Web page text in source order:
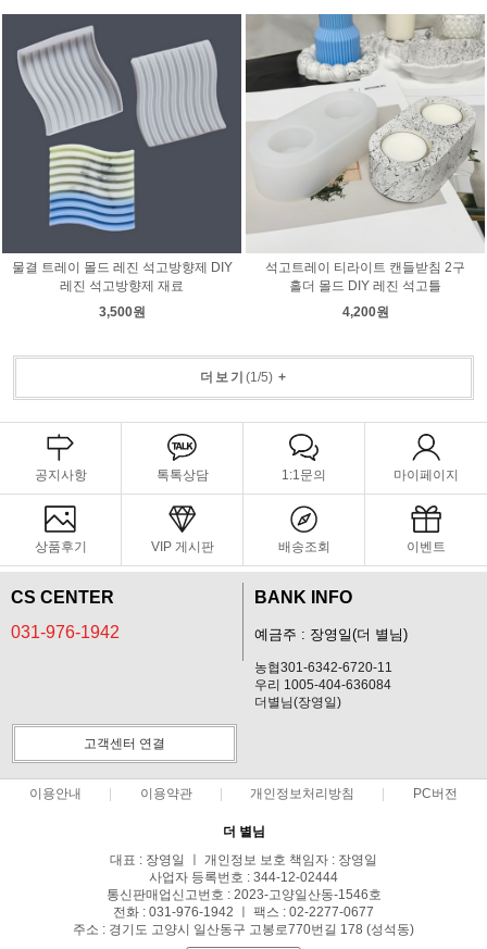
물결 트레이 몰드 레진 석고방향제 DIY
레진 석고방향제 재료
3,500원
석고트레이 티라이트 캔들받침 2구
홀더 몰드 DIY 레진 석고틀
4,200원
더보기 (1/5)+
공지사항 톡톡상담 1:1문의 마이페이지
상품후기 VIP 게시판 배송조회 이벤트
CS CENTER
031-976-1942
BANK INFO
예금주 : 장영일(더 별님)
농협301-6342-6720-11
우리 1005-404-636084
더별님(장영일)
고객센터 연결
이용안내 이용약관 개인정보처리방침 PC버전
더 별님
대표 : 장영일 ㅣ 개인정보 보호 책임자 : 장영일
사업자 등록번호 : 344-12-02444
통신판매업신고번호 : 2023-고양일산동-1546호
전화 : 031-976-1942 ㅣ 팩스 : 02-2277-0677
주소 : 경기도 고양시 일산동구 고봉로770번길 178 (성석동)